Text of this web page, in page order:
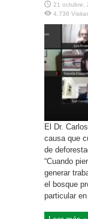
21 octubre,
4,736
El Dr.
causa que
de
“Cuando
generar
el bosque
particular en